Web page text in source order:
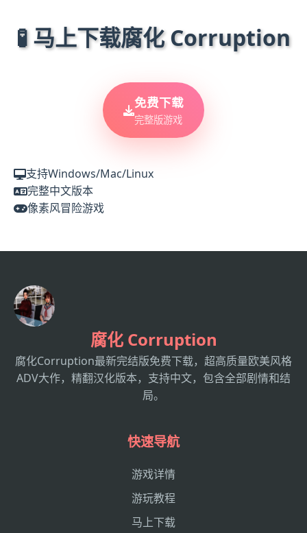
🧪 马上下载腐化 Corruption
免费下载
完整版游戏
支持Windows/Mac/Linux
完整中文版本
像素风冒险游戏
腐化 Corruption
腐化Corruption最新完结版免费下载，超高质量欧美风格
ADV大作，精翻汉化版本，支持中文，包含全部剧情和结
局。
快速导航
游戏详情
游玩教程
马上下载